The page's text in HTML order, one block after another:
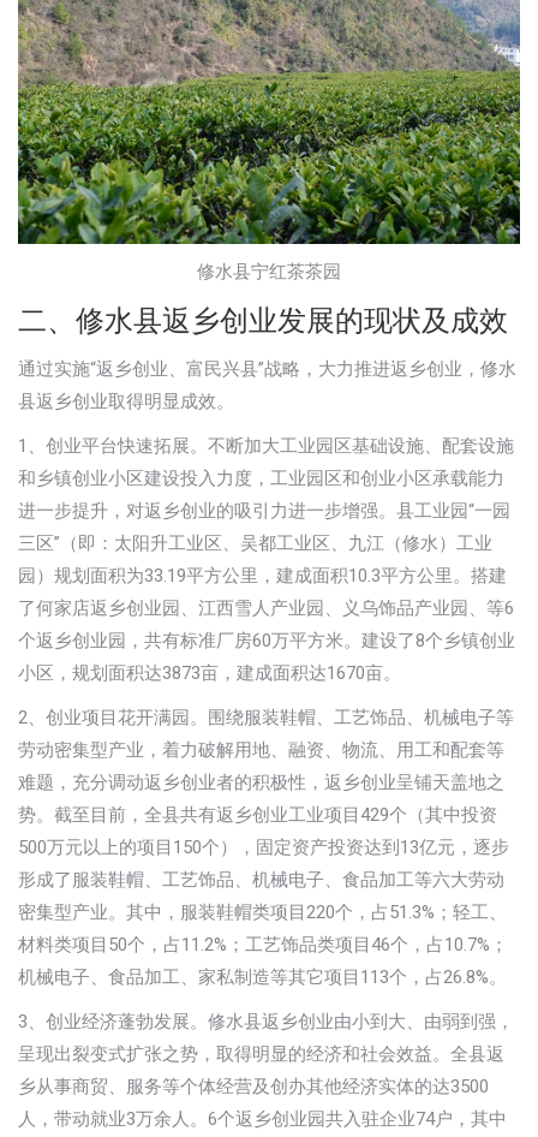
修水县宁红茶茶园
二、修水县返乡创业发展的现状及成效
通过实施“返乡创业、富民兴县”战略，大力推进返乡创业，修水
县返乡创业取得明显成效。
1、创业平台快速拓展。不断加大工业园区基础设施、配套设施
和乡镇创业小区建设投入力度，工业园区和创业小区承载能力
进一步提升，对返乡创业的吸引力进一步增强。县工业园“一园
三区”（即：太阳升工业区、吴都工业区、九江（修水）工业
园）规划面积为33.19平方公里，建成面积10.3平方公里。搭建
了何家店返乡创业园、江西雪人产业园、义乌饰品产业园、等6
个返乡创业园，共有标准厂房60万平方米。建设了8个乡镇创业
小区，规划面积达3873亩，建成面积达1670亩。
2、创业项目花开满园。围绕服装鞋帽、工艺饰品、机械电子等
劳动密集型产业，着力破解用地、融资、物流、用工和配套等
难题，充分调动返乡创业者的积极性，返乡创业呈铺天盖地之
势。截至目前，全县共有返乡创业工业项目429个（其中投资
500万元以上的项目150个），固定资产投资达到13亿元，逐步
形成了服装鞋帽、工艺饰品、机械电子、食品加工等六大劳动
密集型产业。其中，服装鞋帽类项目220个，占51.3%；轻工、
材料类项目50个，占11.2%；工艺饰品类项目46个，占10.7%；
机械电子、食品加工、家私制造等其它项目113个，占26.8%。
3、创业经济蓬勃发展。修水县返乡创业由小到大、由弱到强，
呈现出裂变式扩张之势，取得明显的经济和社会效益。全县返
乡从事商贸、服务等个体经营及创办其他经济实体的达3500
人，带动就业3万余人。6个返乡创业园共入驻企业74户，其中